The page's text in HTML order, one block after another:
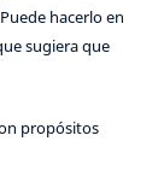
hacerlo en
sugiera que
propósitos